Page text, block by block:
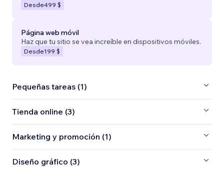
Desde499 $
Página web móvil
Haz que tu sitio se vea increíble en dispositivos móviles.
Desde199 $
Pequeñas tareas (1)
Tienda online (3)
Marketing y promoción (1)
Diseño gráfico (3)